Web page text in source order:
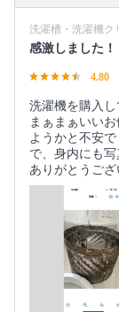
洗濯槽・洗濯機ク
感激しました！
4.80
洗濯機を購入し
まぁまぁいい
ようかと不安
で、身内にも写
ありがとうござ